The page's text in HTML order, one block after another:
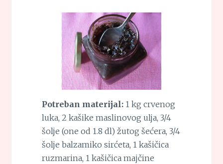
Potreban materijal: 1 kg crvenog
luka, 2 kašike maslinovog ulja, 3/4
šolje (one od 1.8 dl) žutog šećera, 3/4
šolje balzamiko sirćeta, 1 kašičica
ruzmarina, 1 kašičica majčine